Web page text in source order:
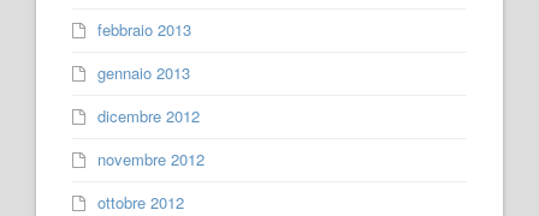
febbraio 2013
gennaio 2013
dicembre 2012
novembre 2012
ottobre 2012